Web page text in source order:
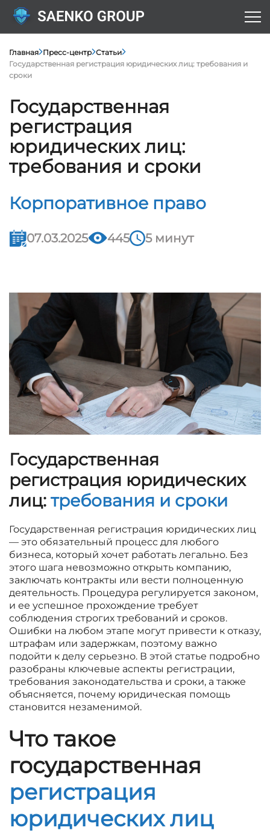
Главная Пресс-центр Статьи
Государственная регистрация юридических лиц: требования и
сроки
Государственная
регистрация
юридических лиц:
требования и сроки
Корпоративное право
07.03.2025 445 5 минут
Государственная
регистрация юридических
лиц: требования и сроки
Государственная регистрация юридических лиц
— это обязательный процесс для любого
бизнеса, который хочет работать легально. Без
этого шага невозможно открыть компанию,
заключать контракты или вести полноценную
деятельность. Процедура регулируется законом,
и ее успешное прохождение требует
соблюдения строгих требований и сроков.
Ошибки на любом этапе могут привести к отказу,
штрафам или задержкам, поэтому важно
подойти к делу серьезно. В этой статье подробно
разобраны ключевые аспекты регистрации,
требования законодательства и сроки, а также
объясняется, почему юридическая помощь
становится незаменимой.
Что такое
государственная
регистрация
юридических лиц